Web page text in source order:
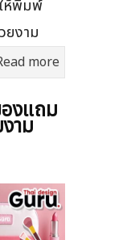
ห้พิมพ์
ยงาม
more
องแถม
าม